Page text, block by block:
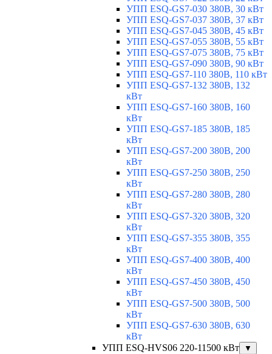
УПП ESQ-GS7-030 380В, 30 кВт
УПП ESQ-GS7-037 380В, 37 кВт
УПП ESQ-GS7-045 380В, 45 кВт
УПП ESQ-GS7-055 380В, 55 кВт
УПП ESQ-GS7-075 380В, 75 кВт
УПП ESQ-GS7-090 380В, 90 кВт
УПП ESQ-GS7-110 380В, 110 кВт
УПП ESQ-GS7-132 380В, 132
кВт
УПП ESQ-GS7-160 380В, 160
кВт
УПП ESQ-GS7-185 380В, 185
кВт
УПП ESQ-GS7-200 380В, 200
кВт
УПП ESQ-GS7-250 380В, 250
кВт
УПП ESQ-GS7-280 380В, 280
кВт
УПП ESQ-GS7-320 380В, 320
кВт
УПП ESQ-GS7-355 380В, 355
кВт
УПП ESQ-GS7-400 380В, 400
кВт
УПП ESQ-GS7-450 380В, 450
кВт
УПП ESQ-GS7-500 380В, 500
кВт
УПП ESQ-GS7-630 380В, 630
кВт
УПП ESQ-HVS06 220-11500 кВт
▼